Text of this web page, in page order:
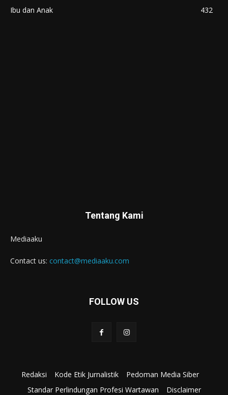
Ibu dan Anak
432
Tentang Kami
Mediaaku
Contact us: contact@mediaaku.com
FOLLOW US
Redaksi Kode Etik Jurnalistik
Pedoman Media Siber
Standar Perlindungan Profesi Wartawan
Disclaimer